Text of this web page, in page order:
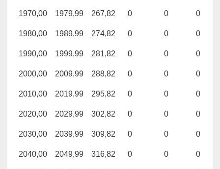
1970,00 1979,99 267,82 0 0 0
1980,00 1989,99 274,82 0 0 0
1990,00 1999,99 281,82 0 0 0
2000,00 2009,99 288,82 0 0 0
2010,00 2019,99 295,82 0 0 0
2020,00 2029,99 302,82 0 0 0
2030,00 2039,99 309,82 0 0 0
2040,00 2049,99 316,82 0 0 0